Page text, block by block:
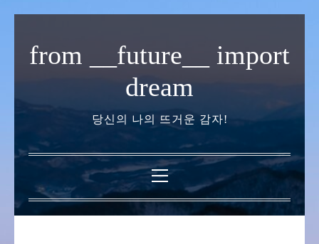
기
from __future__ import
dream
당신의 나의 뜨거운 감자!
기
본
메
뉴